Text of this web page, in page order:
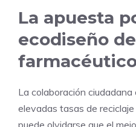
La apuesta
ecodiseño
La colaboración
elevadas tasas de